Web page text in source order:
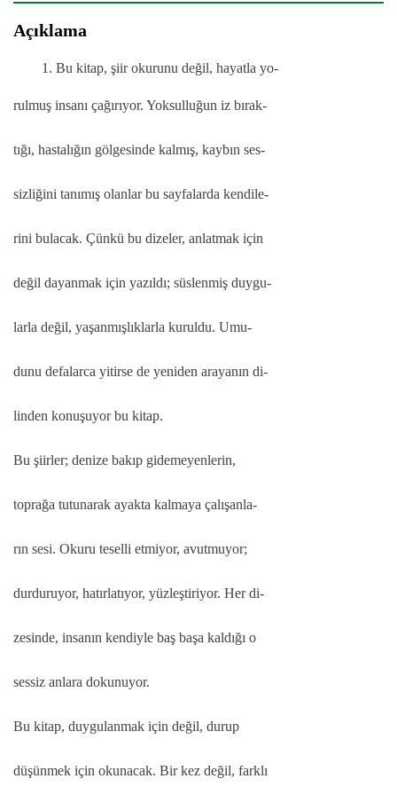
Açıklama
Bu kitap, şiir okurunu değil, hayatla yo-
rulmuş insanı çağırıyor. Yoksulluğun iz bırak-
tığı, hastalığın gölgesinde kalmış, kaybın ses-
sizliğini tanımış olanlar bu sayfalarda kendile-
rini bulacak. Çünkü bu dizeler, anlatmak için
değil dayanmak için yazıldı; süslenmiş duygu-
larla değil, yaşanmışlıklarla kuruldu. Umu-
dunu defalarca yitirse de yeniden arayanın di-
linden konuşuyor bu kitap.
Bu şiirler; denize bakıp gidemeyenlerin,
toprağa tutunarak ayakta kalmaya çalışanla-
rın sesi. Okuru teselli etmiyor, avutmuyor;
durduruyor, hatırlatıyor, yüzleştiriyor. Her di-
zesinde, insanın kendiyle baş başa kaldığı o
sessiz anlara dokunuyor.
Bu kitap, duygulanmak için değil, durup
düşünmek için okunacak. Bir kez değil, farklı